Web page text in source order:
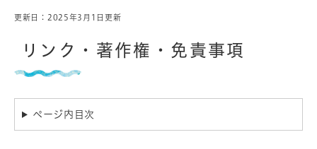
本
更新日：2025年3月1日更新
リンク・著作権・免責事項
ページ内目次